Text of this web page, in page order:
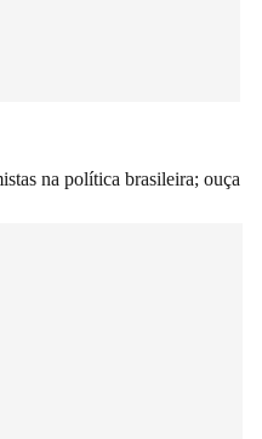
na política brasileira; ouça